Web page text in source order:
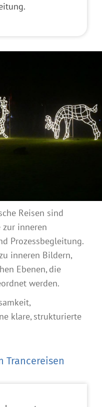
Reisen sind
zur inneren
Prozessbegleitung.
inneren Bildern,
Ebenen, die
werden.
klare, strukturierte
Trancereisen